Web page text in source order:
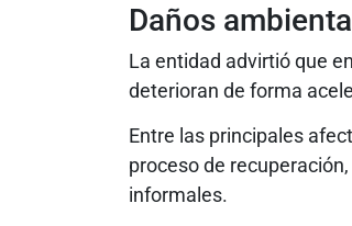
Daños
La entidad advirtió que
deterioran de forma
Entre las principales
proceso de
informales.